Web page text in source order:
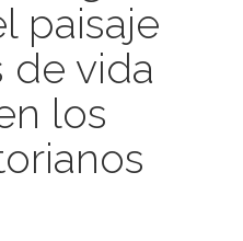
paisaje
de vida
los